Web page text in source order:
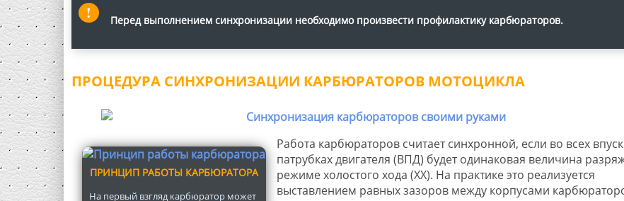
Перед выполнением синхронизации необходимо произвести профилактику карбюраторов.
ПРОЦЕДУРА СИНХРОНИЗАЦИИ КАРБЮРАТОРОВ МОТОЦИКЛА
ПРИНЦИП РАБОТЫ КАРБЮРАТОРА
На первый взгляд карбюратор может
Работа карбюраторов считает синхронной, если во всех
патрубках двигателя (ВПД) будет одинаковая величина
режиме холостого хода (ХХ). На практике это реализуется
выставлением равных зазоров между корпусами